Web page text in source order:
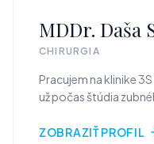
MDDr. Daša
CHIRURGIA
Pracujem na klinike
už počas štúdia
začala pôsobiť ako
ZOBRAZIŤ PROFIL